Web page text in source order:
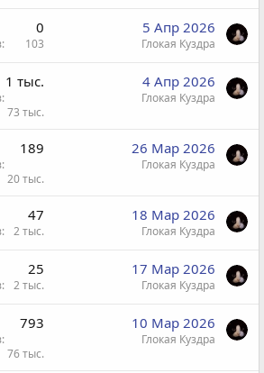
0
103
5 Апр 2026
Глокая Куздра
1 тыс.
73 тыс.
4 Апр 2026
Глокая Куздра
189
20 тыс.
26 Мар 2026
Глокая Куздра
47
2 тыс.
18 Мар 2026
Глокая Куздра
25
2 тыс.
17 Мар 2026
Глокая Куздра
793
76 тыс.
10 Мар 2026
Глокая Куздра